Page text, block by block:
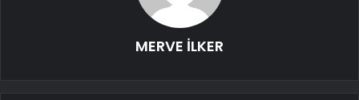
MERVE İLKER